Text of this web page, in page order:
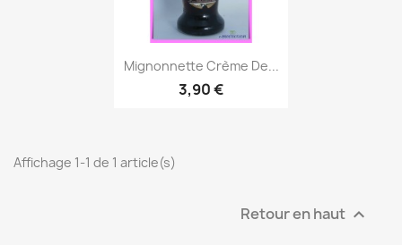
Aperçu rapide
Mignonnette Crème De...
3,90 €
Affichage 1-1 de 1 article(s)
Retour en haut 